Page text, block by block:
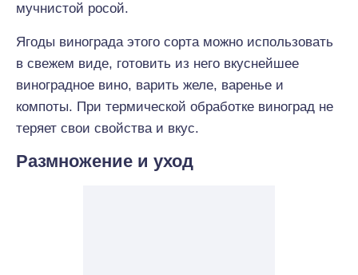
мучнистой росой.
Ягоды винограда этого сорта можно использовать
в свежем виде, готовить из него вкуснейшее
виноградное вино, варить желе, варенье и
компоты. При термической обработке виноград не
теряет свои свойства и вкус.
Размножение и уход